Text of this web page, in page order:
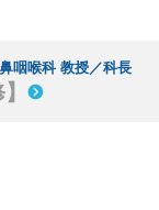
咽喉科 教授／科長